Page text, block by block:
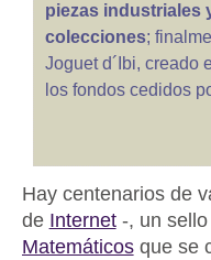
piezas industriales
colecciones;
Joguet d´Ibi, creado
los fondos cedidos
Hay centenarios de
de Internet-, un sello
Matemáticosque se